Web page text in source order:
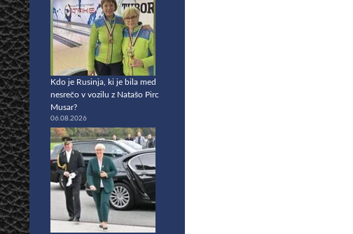
Kdo je Rusinja, ki je bila med
nesrečo v vozilu z Natašo Pirc
Musar?
06.08.2026